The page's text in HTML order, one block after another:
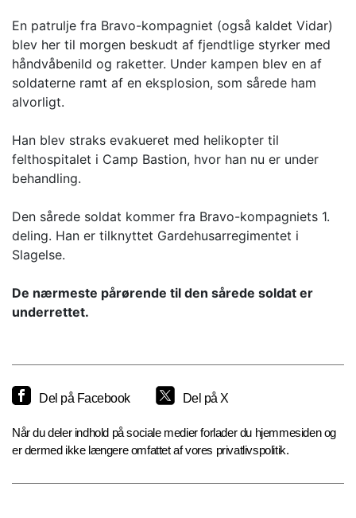
En patrulje fra Bravo-kompagniet (også kaldet Vidar)
blev her til morgen beskudt af fjendtlige styrker med
håndvåbenild og raketter. Under kampen blev en af
soldaterne ramt af en eksplosion, som sårede ham
alvorligt.
Han blev straks evakueret med helikopter til
felthospitalet i Camp Bastion, hvor han nu er under
behandling.
Den sårede soldat kommer fra Bravo-kompagniets 1.
deling. Han er tilknyttet Gardehusarregimentet i
Slagelse.
De nærmeste pårørende til den sårede soldat er
underrettet.
Del på Facebook Del på X
Når du deler indhold på sociale medier forlader du hjemmesiden og
er dermed ikke længere omfattet af vores privatlivspolitik.